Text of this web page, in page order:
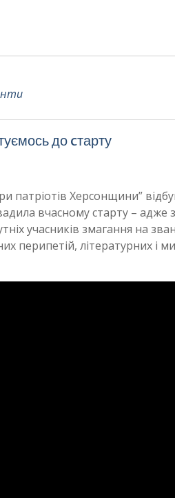
до cтарту
патріотів Херсонщини”
вчасному старту –
учасників змагання на
перипетій, літературних і